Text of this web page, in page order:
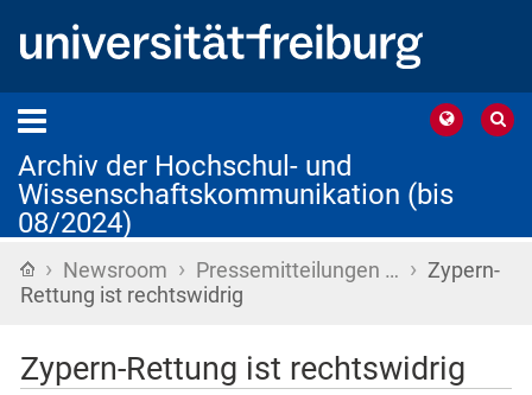
Archiv der Hochschul- und
Wissenschaftskommunikation (bis
08/2024)
Startseite
› Newsroom › Pressemitteilungen … › Zypern-
Rettung ist rechtswidrig
Zypern-Rettung ist rechtswidrig